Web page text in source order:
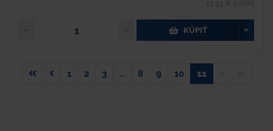
KÚPIŤ
1 2 3 … 8 9 10 11